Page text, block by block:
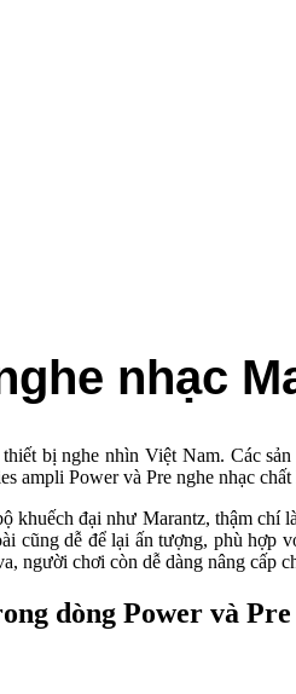
nhạc
bị nghe nhìn Việt Nam. Các
ampli Power và Pre nghe nhạc
khuếch đại như Marantz, thậm
cũng dễ để lại ấn tượng, phù
người chơi còn dễ dàng nâng cấp
dòng Power và